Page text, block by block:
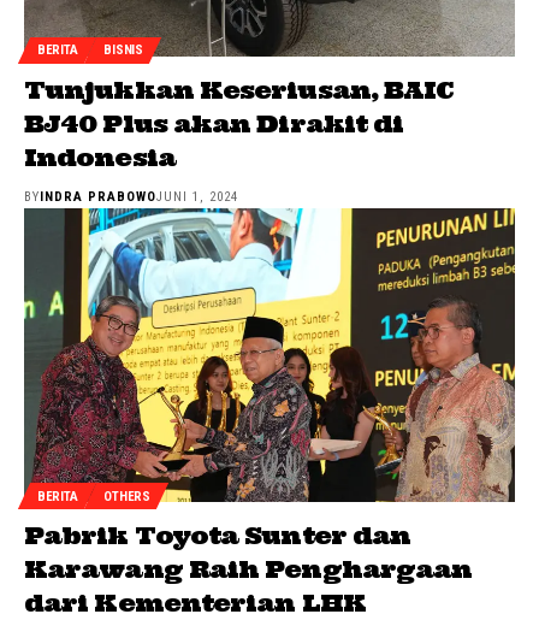
BERITA BISNIS
Tunjukkan Keseriusan, BAIC
BJ40 Plus akan Dirakit di
Indonesia
BYINDRA PRABOWOJUNI 1, 2024
BERITA OTHERS
Pabrik Toyota Sunter dan
Karawang Raih Penghargaan
dari Kementerian LHK